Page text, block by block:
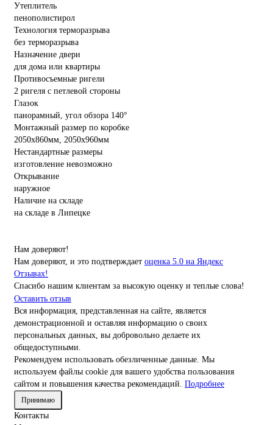
Утеплитель
пенополистирол
Технология терморазрыва
без терморазрыва
Назначение двери
для дома или квартиры
Противосъемные ригели
2 ригеля с петлевой стороны
Глазок
панорамный, угол обзора 140°
Монтажный размер по коробке
2050х860мм, 2050х960мм
Нестандартные размеры
изготовление невозможно
Открывание
наружное
Наличие на складе
на складе в Липецке
Нам доверяют!
Нам доверяют, и это подтверждает оценка 5.0 на Яндекс
Отзывах!
Спасибо нашим клиентам за высокую оценку и теплые слова!
Оставить отзыв
Вся информация, представленная на сайте, является
демонстрационной и оставляя информацию о своих
персональных данных, вы добровольно делаете их
общедоступными.
Рекомендуем использовать обезличенные данные. Мы
используем файлы cookie для вашего удобства пользования
сайтом и повышения качества рекомендаций. Подробнее
Принимаю
Контакты